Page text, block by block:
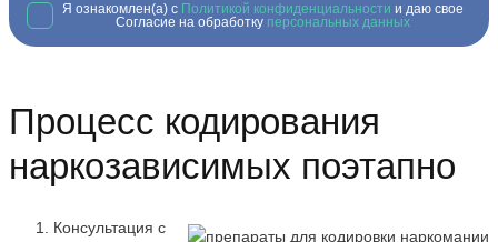
Я ознакомлен(а) с Политикой конфиденциальности и даю свое
Согласие на обработку персональных данных
Процесс кодирования
наркозависимых поэтапно
Консультация с